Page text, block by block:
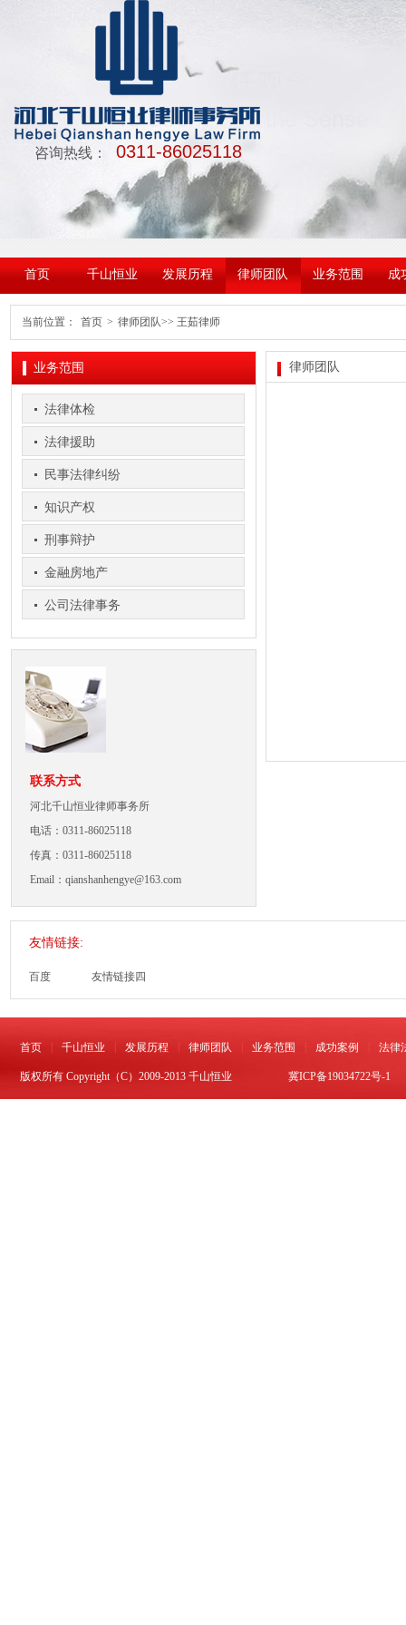
咨询热线： 0311-86025118
首页 千山恒业 发展历程 律师团队 业务范围 成
当前位置： 首页 > 律师团队>> 王茹律师
业务范围
法律体检
法律援助
民事法律纠纷
知识产权
刑事辩护
金融房地产
公司法律事务
联系方式
河北千山恒业律师事务所
电话：0311-86025118
传真：0311-86025118
Email：qianshanhengye@163.com
律师团队
友情链接:
百度 友情链接四
首页 千山恒业 发展历程 律师团队 业务范围 成功案例 法律
版权所有 Copyright（C）2009-2013 千山恒业 冀ICP备19034722号-1